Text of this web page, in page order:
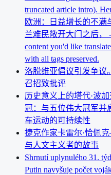
truncated article intro).
欧洲：日益增长的不满
兰难民敞开大门之后，
content you'd like
with all tags preserved.
洛脱维亚倡议引发争议
召招致批评
历史意义上的塔代·波
冠：与五位伟大冠军并
车运动的可持续性
捷克作家卡雷尔·恰佩
与人文主义者的故事
Shrnutí uplynulého 31.
Putin navyšuje počet